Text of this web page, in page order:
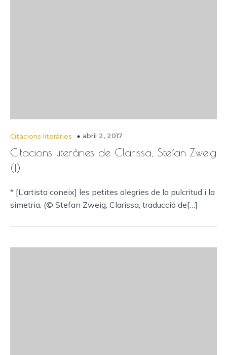
Citacions literàries abril 2, 2017
Citacions literàries de Clarissa, Stefan Zweig
(I)
* [L’artista coneix] les petites alegries de la pulcritud i la
simetria. (© Stefan Zweig, Clarissa, traducció de[…]